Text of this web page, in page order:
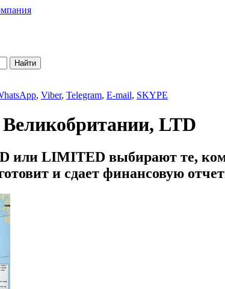
, Viber, Telegram, E-mail, SKYPE
LTD
или LIMITED выбирают те,
и сдает финансовую